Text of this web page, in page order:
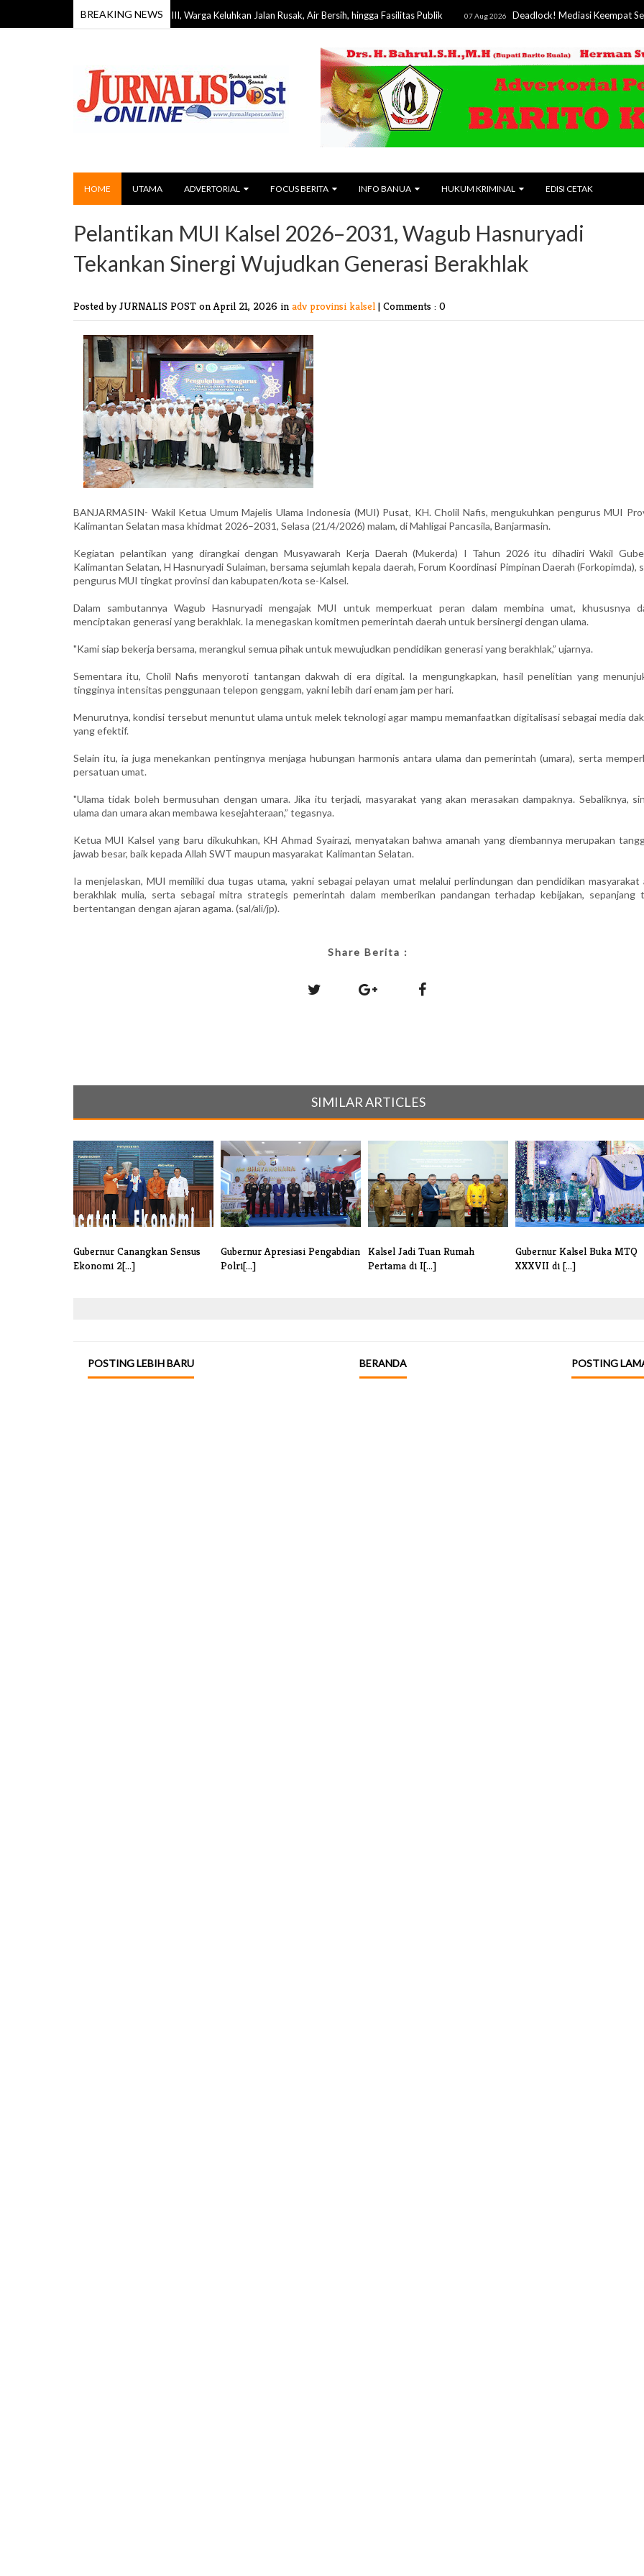
BREAKING NEWS
DPRD Barito Timur Dapil III, Warga Keluhkan Jalan Rusak, Air Bersih, hingga Fasilitas Publik 07 Aug 2026 Deadlock! Mediasi Keempat Sengketa
HOME UTAMA ADVERTORIAL FOCUS BERITA INFO BANUA HUKUM KRIMINAL EDISI CETAK
Pelantikan MUI Kalsel 2026–2031, Wagub Hasnuryadi
Tekankan Sinergi Wujudkan Generasi Berakhlak
Posted by JURNALIS POST on April 21, 2026 in adv provinsi kalsel | Comments : 0
BANJARMASIN- Wakil Ketua Umum Majelis Ulama Indonesia (MUI) Pusat, KH. Cholil Nafis, mengukuhkan pengurus MUI
Kalimantan Selatan masa khidmat 2026–2031, Selasa (21/4/2026) malam, di Mahligai Pancasila, Banjarmasin.
Kegiatan pelantikan yang dirangkai dengan Musyawarah Kerja Daerah (Mukerda) I Tahun 2026 itu dihadiri Wakil
Kalimantan Selatan, H Hasnuryadi Sulaiman, bersama sejumlah kepala daerah, Forum Koordinasi Pimpinan Daerah (Forkopimda),
pengurus MUI tingkat provinsi dan kabupaten/kota se-Kalsel.
Dalam sambutannya Wagub Hasnuryadi mengajak MUI untuk memperkuat peran dalam membina umat, khususnya
menciptakan generasi yang berakhlak. Ia menegaskan komitmen pemerintah daerah untuk bersinergi dengan ulama.
"Kami siap bekerja bersama, merangkul semua pihak untuk mewujudkan pendidikan generasi yang berakhlak,” ujarnya.
Sementara itu, Cholil Nafis menyoroti tantangan dakwah di era digital. Ia mengungkapkan, hasil penelitian yang
tingginya intensitas penggunaan telepon genggam, yakni lebih dari enam jam per hari.
Menurutnya, kondisi tersebut menuntut ulama untuk melek teknologi agar mampu memanfaatkan digitalisasi sebagai media
yang efektif.
Selain itu, ia juga menekankan pentingnya menjaga hubungan harmonis antara ulama dan pemerintah (umara), serta
persatuan umat.
"Ulama tidak boleh bermusuhan dengan umara. Jika itu terjadi, masyarakat yang akan merasakan dampaknya. Sebaliknya,
ulama dan umara akan membawa kesejahteraan,” tegasnya.
Ketua MUI Kalsel yang baru dikukuhkan, KH Ahmad Syairazi, menyatakan bahwa amanah yang diembannya merupakan
jawab besar, baik kepada Allah SWT maupun masyarakat Kalimantan Selatan.
Ia menjelaskan, MUI memiliki dua tugas utama, yakni sebagai pelayan umat melalui perlindungan dan pendidikan masyarakat
berakhlak mulia, serta sebagai mitra strategis pemerintah dalam memberikan pandangan terhadap kebijakan, sepanjang
bertentangan dengan ajaran agama. (sal/ali/jp).
Share Berita :
SIMILAR ARTICLES
Gubernur Canangkan Sensus
Ekonomi 2[...]
Gubernur Apresiasi Pengabdian
Polri[...]
Kalsel Jadi Tuan Rumah
Pertama di I[...]
Gubernur Kalsel Buka MTQ
XXXVII di [...]
POSTING LEBIH BARU POSTING
BERANDA